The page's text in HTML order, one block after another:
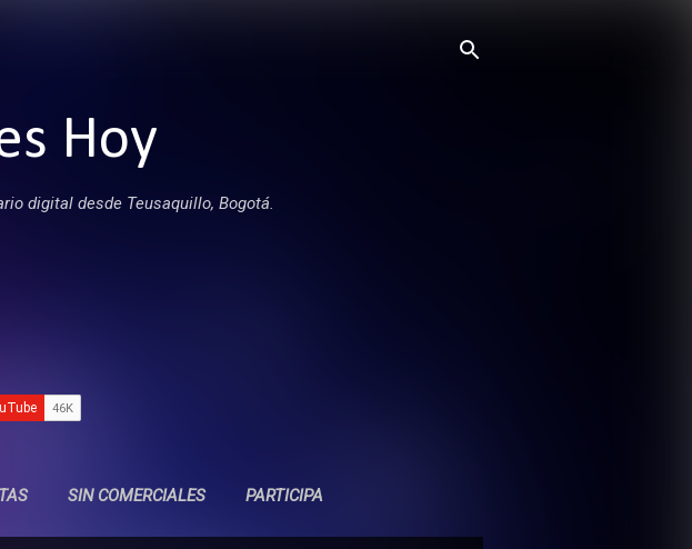
Hoy
digital desde Teusaquillo, Bogotá.
SIN COMERCIALES PARTICIPA